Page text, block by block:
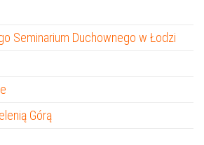
Seminarium Duchownego w Łodzi
Górą